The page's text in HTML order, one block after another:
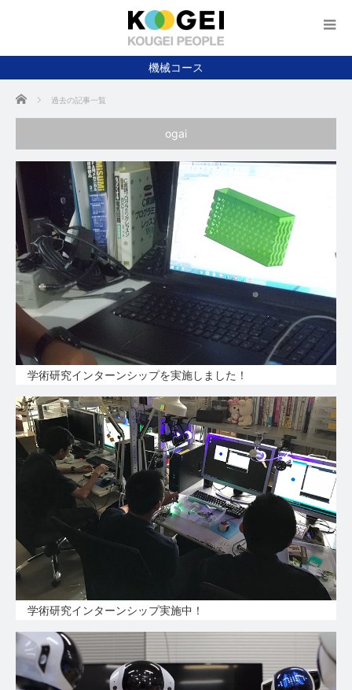
機械コース
ホーム 過去の記事一覧
ogai
学術研究インターンシップを実施しました！
学術研究インターンシップ実施中！